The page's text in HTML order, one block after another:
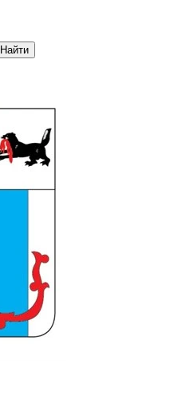
Найти